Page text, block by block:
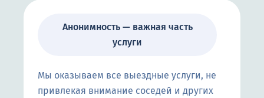
Анонимность — важная часть
услуги
Мы оказываем все выездные услуги, не
привлекая внимание соседей и других